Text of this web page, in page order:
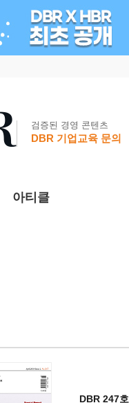
검증된 경영 콘텐츠
DBR 기업교육 문의
아티클
DBR 247호